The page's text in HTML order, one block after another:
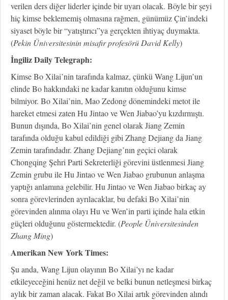
verilen ders diğer liderler içinde bir uyarı olacak. Böyle bir şeyi
hiç kimse beklememiş olmasına rağmen, günümüz Çin’indeki
siyaset böyle bir “yatıştırıcı”ya gerçekten ihtiyaç duymakta.
(Pekin Üniversitesinin misafir profesörü David Kelly)
İngiliz Daily Telegraph:
Kimse Bo Xilai’nin tarafında kalmaz, çünkü Wang Lijun’un
elinde Bo hakkındaki ne kadar kanıtın olduğunu kimse
bilmiyor. Bo Xilai’nin, Mao Zedong dönemindeki metot ile
hareket etmesi zaten Hu Jintao ve Wen Jiabao’yu kızdırmıştı.
Bunun dışında, Bo Xilai’nin genel olarak Jiang Zemin
tarafında olduğu kabul edildiği gibi Zhang Dejiang da Jiang
Zemin tarafındadır. Zhang Dejiang’nın geçici olarak
Chongqing Şehri Parti Sekreterliği görevini üstlenmesi Jiang
Zemin grubu ile Hu Jintao ve Wen Jiabao grubunun anlaşma
yaptığı anlamına gelebilir. Hu Jintao ve Wen Jiabao birkaç ay
sonra görevlerinden ayrılacaklar, bu defaki Bo Xilai’nin
görevinden alınma olayı Hu ve Wen’in parti içinde hala etkin
güçleri olduğunu göstermektedir. (People Üniversitesinden
Zhang Ming)
Amerikan New York Times:
Şu anda, Wang Lijun olayının Bo Xilai’yı ne kadar
etkileyeceğini henüz net değil ve belki bunun netleşmesi birkaç
aylık bir zaman alacak. Fakat Bo Xilai artık görevinden alındı